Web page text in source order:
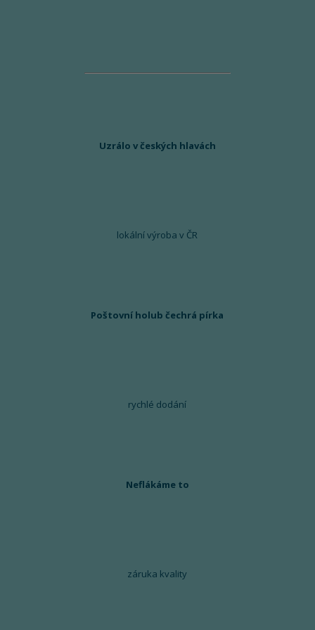
Uzrálo v českých hlavách
lokální výroba v ČR
Poštovní holub čechrá pírka
rychlé dodání
Neflákáme to
záruka kvality